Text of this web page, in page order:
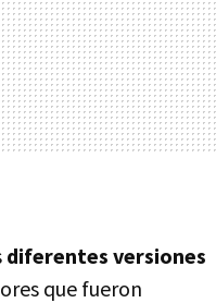
diferentes versiones
que fueron